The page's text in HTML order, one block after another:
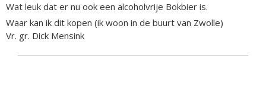
Wat leuk dat er nu ook een alcoholvrije Bokbier is.
Waar kan ik dit kopen (ik woon in de buurt van Zwolle)
Vr. gr. Dick Mensink